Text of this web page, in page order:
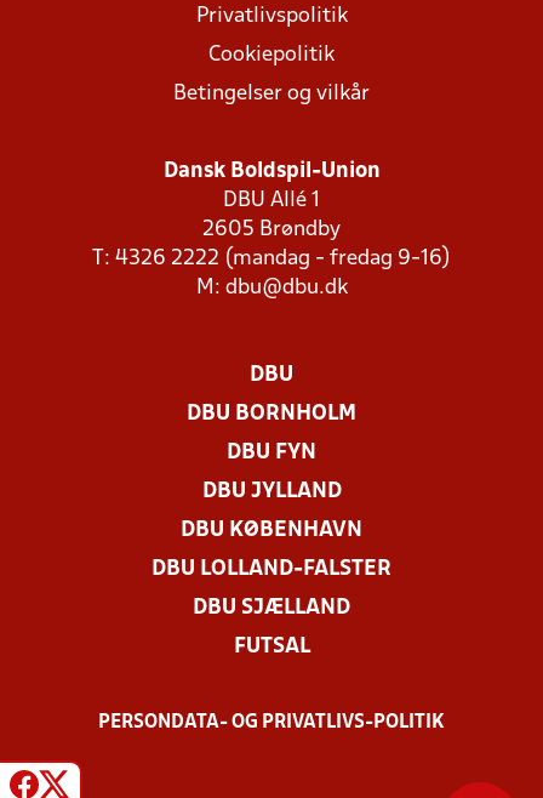
Privatlivspolitik
Cookiepolitik
Betingelser og vilkår
Dansk Boldspil-Union
DBU Allé 1
2605 Brøndby
T: 4326 2222 (mandag - fredag 9-16)
M: dbu@dbu.dk
DBU
DBU BORNHOLM
DBU FYN
DBU JYLLAND
DBU KØBENHAVN
DBU LOLLAND-FALSTER
DBU SJÆLLAND
FUTSAL
PERSONDATA- OG PRIVATLIVS-POLITIK